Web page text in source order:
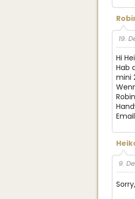
19.
Hi
Hab
mini
9.